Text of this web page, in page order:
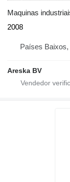
Maquinas
2008
Países
Areska BV